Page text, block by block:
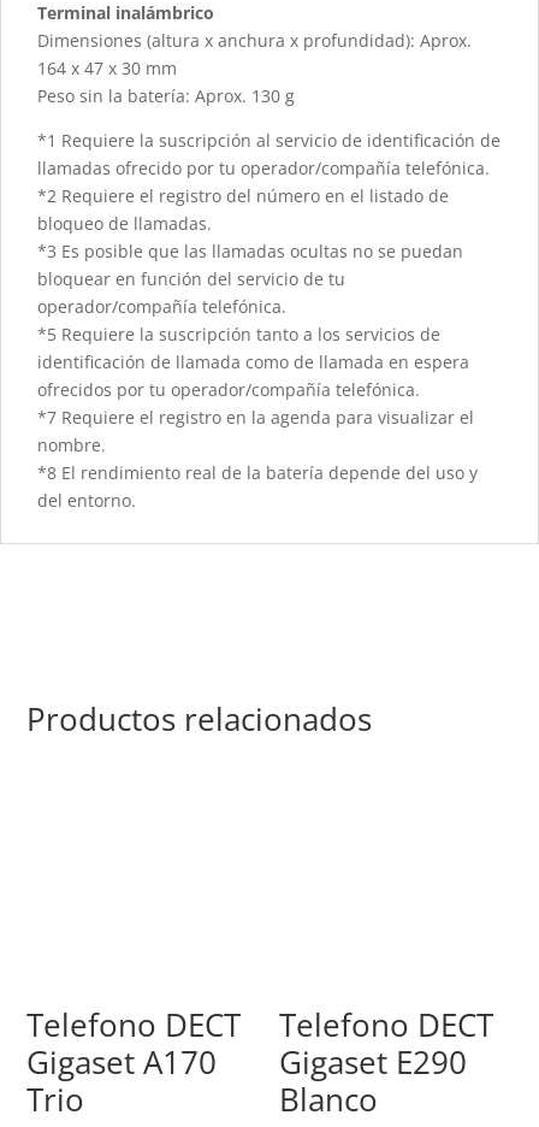
Terminal inalámbrico
Dimensiones (altura x anchura x profundidad): Aprox.
164 x 47 x 30 mm
Peso sin la batería: Aprox. 130 g
*1 Requiere la suscripción al servicio de identificación de
llamadas ofrecido por tu operador/compañía telefónica.
*2 Requiere el registro del número en el listado de
bloqueo de llamadas.
*3 Es posible que las llamadas ocultas no se puedan
bloquear en función del servicio de tu
operador/compañía telefónica.
*5 Requiere la suscripción tanto a los servicios de
identificación de llamada como de llamada en espera
ofrecidos por tu operador/compañía telefónica.
*7 Requiere el registro en la agenda para visualizar el
nombre.
*8 El rendimiento real de la batería depende del uso y
del entorno.
Productos relacionados
Telefono DECT
Gigaset A170
Trio
Telefono DECT
Gigaset E290
Blanco